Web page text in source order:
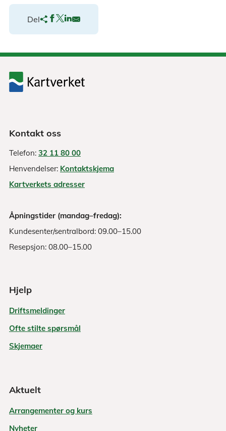
Del
Kontakt oss
Telefon: 32 11 80 00
Henvendelser: Kontaktskjema
Kartverkets adresser
Åpningstider (mandag–fredag):
Kundesenter/sentralbord: 09.00–15.00
Resepsjon: 08.00–15.00
Hjelp
Driftsmeldinger
Ofte stilte spørsmål
Skjemaer
Aktuelt
Arrangementer og kurs
Nyheter